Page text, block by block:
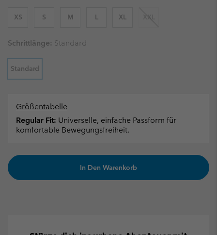
XS S M L XL XXL
Schrittlänge: Standard
Standard
Größentabelle
Regular Fit: Universelle, einfache Passform für
komfortable Bewegungsfreiheit.
In Den Warenkorb